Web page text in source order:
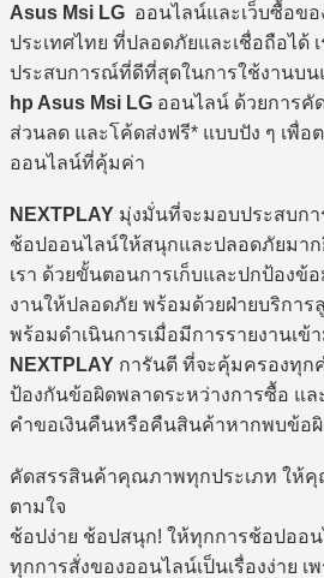
Asus Msi LG ออนไลน์และเว็บซื้อข
ประเทศไทย ที่ปลอดภัยและเชื่อถือได้
ประสบการณ์ที่ดีที่สุดในการใช้งานบ
hp Asus Msi LG ออนไลน์ ด้วยการคั
ส่วนลด และโค้ดส่งฟรี* แบบปัง ๆ เพื่อ
ออนไลน์ที่คุ้มค่า
NEXTPLAY มุ่งมั่นที่จะมอบประสบก
ช้อปออนไลน์ให้สนุกและปลอดภัยมา
เรา ด้วยขั้นตอนการเก็บและปกป้องข้
งานให้ปลอดภัย พร้อมด้วยฝ่ายบริการ
พร้อมดำเนินการเมื่อมีการรายงานเข้
NEXTPLAY การันตี ที่จะคุ้มครองทุก
ป้องกันข้อผิดพลาดระหว่างการซื้อ แ
คำขอเงินคืนหรือคืนสินค้าหากพบข้อ
คัดสรรสินค้าคุณภาพทุกประเภท ให้
ตามใจ
ช้อปง่าย ช้อปสนุก! ให้ทุกการช้อปออน
ทุกการสั่งของออนไลน์เป็นเรื่องง่าย เ